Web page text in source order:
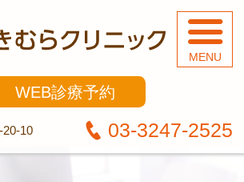
WEB診療予約
10 03-3247-2525